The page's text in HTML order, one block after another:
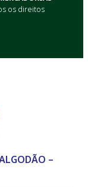
os direitos
–